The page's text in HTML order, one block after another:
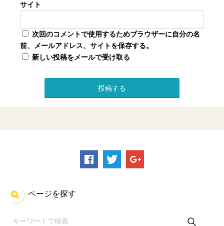
サイト
次回のコメントで使用するためブラウザーに自分の名
前、メールアドレス、サイトを保存する。
新しい投稿をメールで受け取る
ページを探す